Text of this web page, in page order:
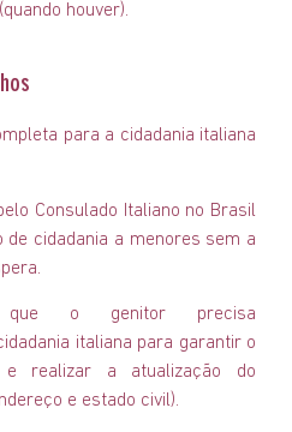
houver).
para a cidadania italiana
Consulado Italiano no Brasil
de cidadania a menores sem a
que o genitor precisa
italiana para garantir o
e realizar a atualização do
e estado civil).